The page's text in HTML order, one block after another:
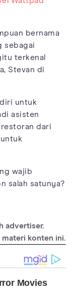
bernama
sebagai
terkenal
Stevan di
untuk
asisten
dari
wajib
salah satunya?
nicolette
advertiser.
konten ini.